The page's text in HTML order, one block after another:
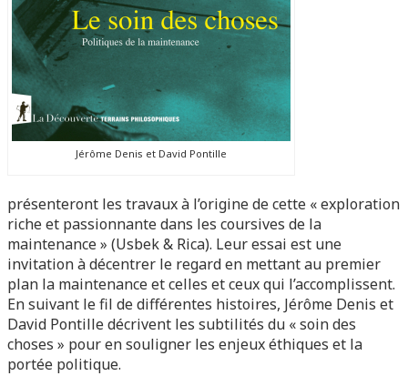
Jérôme Denis et David Pontille
présenteront les travaux à l’origine de cette « exploration
riche et passionnante dans les coursives de la
maintenance » (Usbek & Rica). Leur essai est une
invitation à décentrer le regard en mettant au premier
plan la maintenance et celles et ceux qui l’accomplissent.
En suivant le fil de différentes histoires, Jérôme Denis et
David Pontille décrivent les subtilités du « soin des
choses » pour en souligner les enjeux éthiques et la
portée politique.